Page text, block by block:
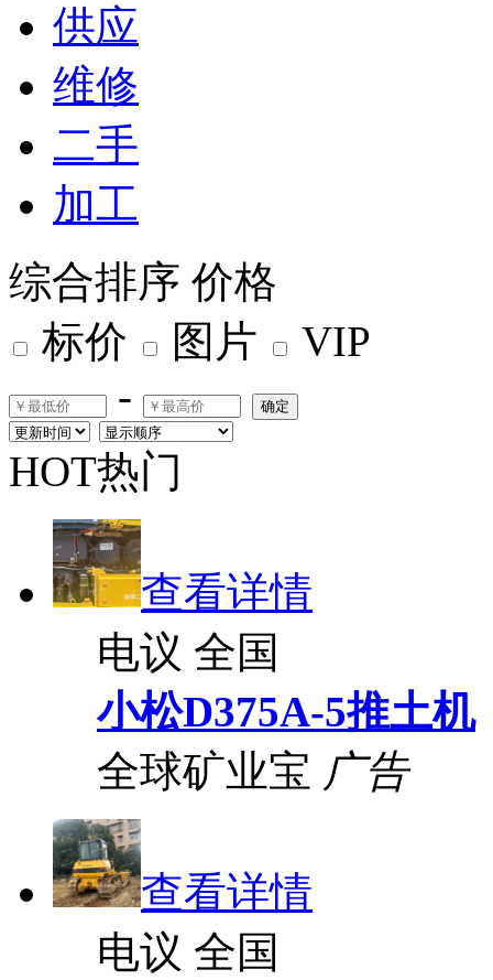
供应
维修
二手
加工
综合排序 价格
标价
图片
VIP
-
确定
HOT热门
查看详情
电议 全国
小松D375A-5推土机
全球矿业宝 广告
查看详情
电议 全国